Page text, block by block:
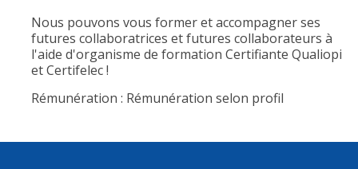
Nous pouvons vous former et accompagner ses
futures collaboratrices et futures collaborateurs à
l'aide d'organisme de formation Certifiante Qualiopi
et Certifelec !
Rémunération : Rémunération selon profil